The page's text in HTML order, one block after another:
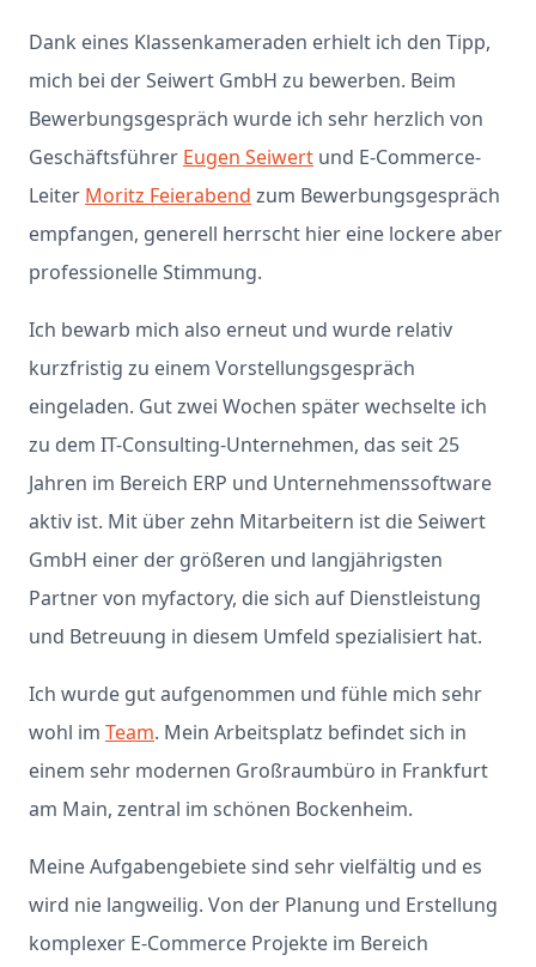
Dank eines Klassenkameraden erhielt ich den Tipp,
mich bei der Seiwert GmbH zu bewerben. Beim
Bewerbungsgespräch wurde ich sehr herzlich von
Geschäftsführer Eugen Seiwert und E-Commerce-
Leiter Moritz Feierabend zum Bewerbungsgespräch
empfangen, generell herrscht hier eine lockere aber
professionelle Stimmung.
Ich bewarb mich also erneut und wurde relativ
kurzfristig zu einem Vorstellungsgespräch
eingeladen. Gut zwei Wochen später wechselte ich
zu dem IT-Consulting-Unternehmen, das seit 25
Jahren im Bereich ERP und Unternehmenssoftware
aktiv ist. Mit über zehn Mitarbeitern ist die Seiwert
GmbH einer der größeren und langjährigsten
Partner von myfactory, die sich auf Dienstleistung
und Betreuung in diesem Umfeld spezialisiert hat.
Ich wurde gut aufgenommen und fühle mich sehr
wohl im Team. Mein Arbeitsplatz befindet sich in
einem sehr modernen Großraumbüro in Frankfurt
am Main, zentral im schönen Bockenheim.
Meine Aufgabengebiete sind sehr vielfältig und es
wird nie langweilig. Von der Planung und Erstellung
komplexer E-Commerce Projekte im Bereich